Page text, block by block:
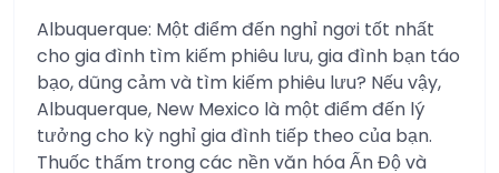
Albuquerque: Một điểm đến nghỉ ngơi tốt nhất
cho gia đình tìm kiếm phiêu lưu, gia đình bạn táo
bạo, dũng cảm và tìm kiếm phiêu lưu? Nếu vậy,
Albuquerque, New Mexico là một điểm đến lý
tưởng cho kỳ nghỉ gia đình tiếp theo của bạn.
Thuốc thấm trong các nền văn hóa Ấn Độ và